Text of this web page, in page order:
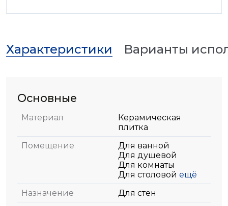
Характеристики Варианты
Основные
Материал
Керамическая
плитка
Помещение
Для ванной
Для душевой
Для комнаты
Для столовой ещё
Назначение
Для стен